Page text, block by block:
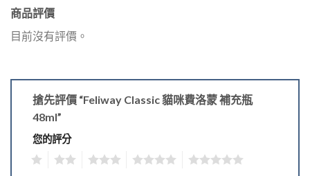
商品評價
目前沒有評價。
搶先評價 “Feliway Classic 貓咪費洛蒙 補充瓶
48ml”
您的評分